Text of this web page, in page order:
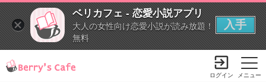
ベリカフェ - 恋愛小説アプリ
大人の女性向け恋愛小説が読み放題！
無料
入手
メニュー
ログイン